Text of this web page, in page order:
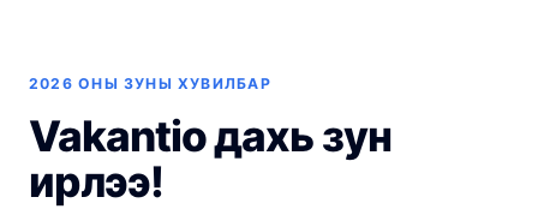
2026 ОНЫ ЗУНЫ ХУВИЛБАР
Vakantio дахь зун
ирлээ!